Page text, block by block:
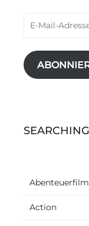
Mail-
SEARCHING
Abenteuerfilm
Action